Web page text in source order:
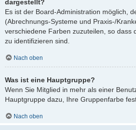
dargestellt?
Es ist der Board-Administration möglich,
(Abrechnungs-Systeme und Praxis-/
verschiedene Farben zuzuteilen, so dass
zu identifizieren sind.
Nach oben
Was ist eine Hauptgruppe?
Wenn Sie Mitglied in mehr als einer
Hauptgruppe dazu, Ihre Gruppenfarbe
Nach oben